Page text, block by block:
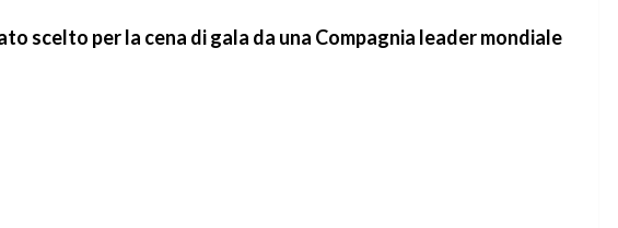
scelto per la cena di gala da una Compagnia leader mondiale